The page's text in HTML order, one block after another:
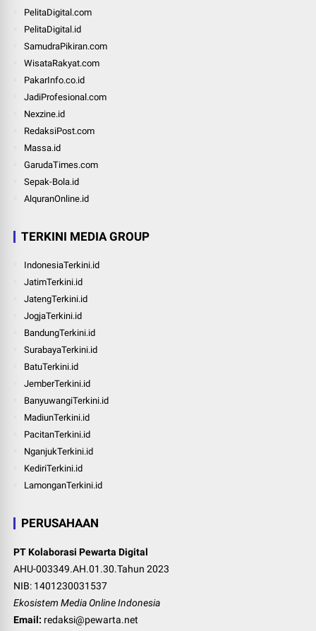
PelitaDigital.com
PelitaDigital.id
SamudraPikiran.com
WisataRakyat.com
PakarInfo.co.id
JadiProfesional.com
Nexzine.id
RedaksiPost.com
Massa.id
GarudaTimes.com
Sepak-Bola.id
AlquranOnline.id
TERKINI MEDIA GROUP
IndonesiaTerkini.id
JatimTerkini.id
JatengTerkini.id
JogjaTerkini.id
BandungTerkini.id
SurabayaTerkini.id
BatuTerkini.id
JemberTerkini.id
BanyuwangiTerkini.id
MadiunTerkini.id
PacitanTerkini.id
NganjukTerkini.id
KediriTerkini.id
LamonganTerkini.id
PERUSAHAAN
PT Kolaborasi Pewarta Digital
AHU-003349.AH.01.30.Tahun 2023
NIB: 1401230031537
Ekosistem Media Online Indonesia
Email: redaksi@pewarta.net